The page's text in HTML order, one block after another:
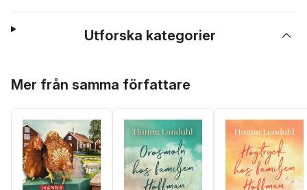
Utforska kategorier
Mer från samma författare